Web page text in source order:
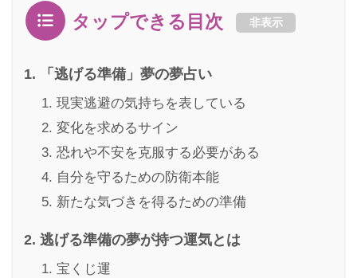
タップできる目次 非表示
「逃げる準備」夢の夢占い
現実逃避の気持ちを表している
変化を求めるサイン
恐れや不安を克服する必要がある
自分を守るための防衛本能
新たな気づきを得るための準備
逃げる準備の夢が持つ運気とは
宝くじ運